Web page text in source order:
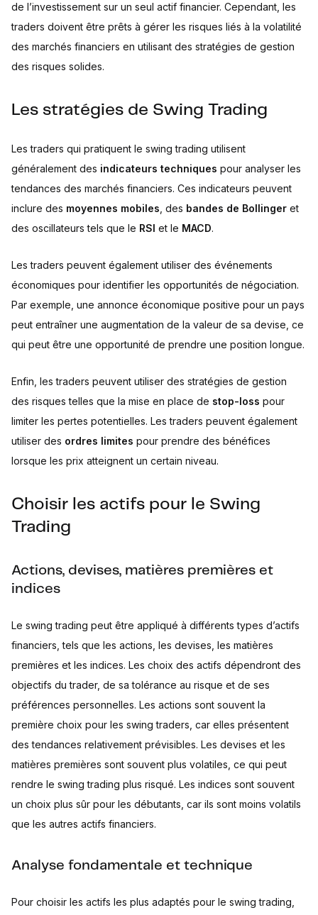
de l’investissement sur un seul actif financier. Cependant, les
traders doivent être prêts à gérer les risques liés à la volatilité
des marchés financiers en utilisant des stratégies de gestion
des risques solides.
Les stratégies de Swing Trading
Les traders qui pratiquent le swing trading utilisent
généralement des indicateurs techniques pour analyser les
tendances des marchés financiers. Ces indicateurs peuvent
inclure des moyennes mobiles , des bandes de Bollinger et
des oscillateurs tels que le RSI et le MACD.
Les traders peuvent également utiliser des événements
économiques pour identifier les opportunités de négociation.
Par exemple, une annonce économique positive pour un pays
peut entraîner une augmentation de la valeur de sa devise, ce
qui peut être une opportunité de prendre une position longue.
Enfin, les traders peuvent utiliser des stratégies de gestion
des risques telles que la mise en place de stop-loss pour
limiter les pertes potentielles. Les traders peuvent également
utiliser des ordres limites pour prendre des bénéfices
lorsque les prix atteignent un certain niveau.
Choisir les actifs pour le Swing
Trading
Actions, devises, matières premières et
indices
Le swing trading peut être appliqué à différents types d’actifs
financiers, tels que les actions, les devises, les matières
premières et les indices. Les choix des actifs dépendront des
objectifs du trader, de sa tolérance au risque et de ses
préférences personnelles. Les actions sont souvent la
première choix pour les swing traders, car elles présentent
des tendances relativement prévisibles. Les devises et les
matières premières sont souvent plus volatiles, ce qui peut
rendre le swing trading plus risqué. Les indices sont souvent
un choix plus sûr pour les débutants, car ils sont moins volatils
que les autres actifs financiers.
Analyse fondamentale et technique
Pour choisir les actifs les plus adaptés pour le swing trading,